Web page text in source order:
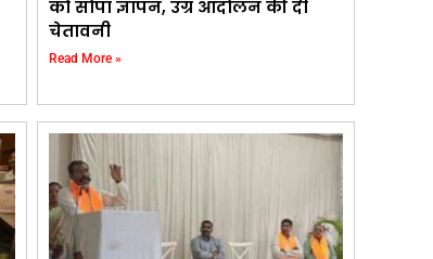
को सौंपा ज्ञापन, उग्र आंदोलन की दी
चेतावनी
Read More »